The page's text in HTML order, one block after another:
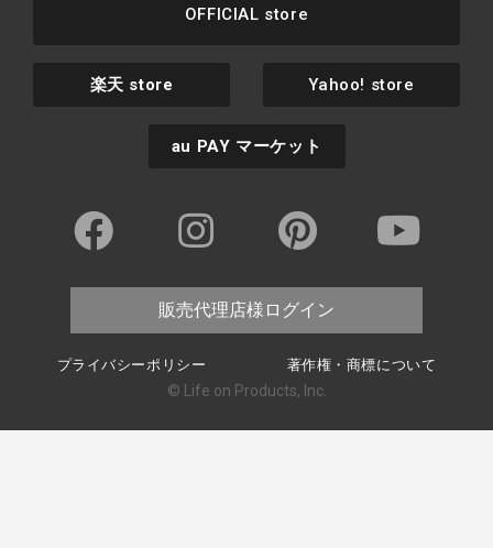
OFFICIAL store
楽天 store Yahoo! store
au PAY マーケット
販売代理店様ログイン
プライバシーポリシー 著作権・商標について
© Life on Products, Inc.